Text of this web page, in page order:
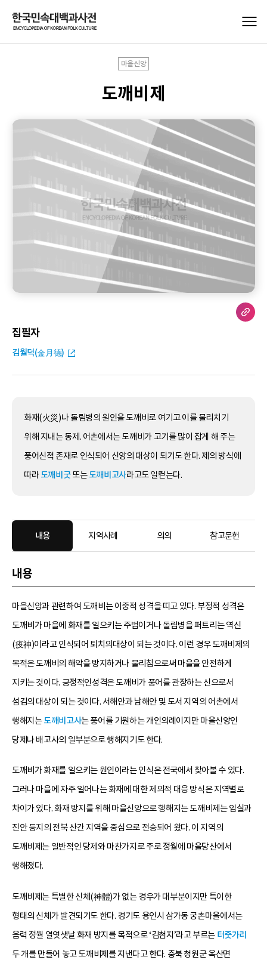
마을신앙
도깨비제
집필자
김월덕(金月德)
화재(火災)나 돌림병의 원인을 도깨비로 여기고 이를 물리치기
위해 지내는 동제. 어촌에서는 도깨비가 고기를 많이 잡게 해 주는
풍어신적 존재로 인식되어 신앙의 대상이 되기도 한다. 제의 방식에
따라도깨비굿또는도깨비고사라고도 일컫는다.
내용 지역사례 의의 참고문헌
내용
마을신앙과 관련하여 도깨비는 이중적 성격을 띠고 있다. 부정적 성격은
도깨비가 마을에 화재를 일으키는 주범이거나 돌림병을 퍼트리는 역신
(疫神)이라고 인식되어 퇴치의대상이 되는 것이다. 이런 경우 도깨비제의
목적은 도깨비의 해악을 방지하거나 물리침으로써 마을을 안전하게
지키는 것이다. 긍정적인성격은 도깨비가 풍어를 관장하는 신으로서
섬김의 대상이 되는 것이다. 서해안과 남해안 및 도서 지역의 어촌에서
행해지는도깨비고사는 풍어를 기원하는 개인의례이지만 마을신앙인
당제나 배고사의 일부분으로 행해지기도 한다.
도깨비가 화재를 일으키는 원인이라는 인식은 전국에서 찾아볼 수 있다.
그러나 마을에 자주 일어나는 화재에 대한 제의적 대응 방식은 지역별로
차이가 있다. 화재 방지를 위해 마을신앙으로 행해지는 도깨비제는 임실과
진안 등지의 전북 산간 지역을 중심으로 전승되어 왔다. 이 지역의
도깨비제는 일반적인 당제와 마찬가지로 주로 정월에 마을당산에서
행해졌다.
도깨비제는 특별한 신체(神體)가 없는 경우가 대부분이지만 특이한
형태의 신체가 발견되기도 한다. 경기도 용인시 삼가동 궁촌마을에서는
음력 정월 열엿샛날 화재 방지를 목적으로 ‘김첨지’라고 부르는 터줏가리
두 개를 만들어 놓고 도깨비제를 지낸다고 한다. 충북 청원군 옥산면